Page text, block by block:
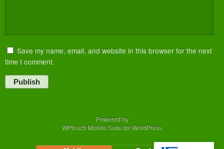
Save my name, email, and website in this browser for the next
time I comment.
Publish
Powered by
WPtouch Mobile Suite for WordPress